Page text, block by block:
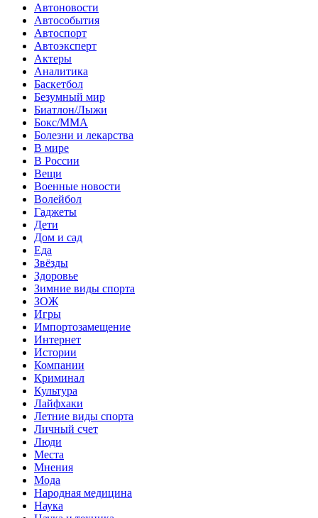
Автоновости
Автособытия
Автоспорт
Автоэксперт
Актеры
Аналитика
Баскетбол
Безумный мир
Биатлон/Лыжи
Бокс/MMA
Болезни и лекарства
В мире
В России
Вещи
Военные новости
Волейбол
Гаджеты
Дети
Дом и сад
Еда
Звёзды
Здоровье
Зимние виды спорта
ЗОЖ
Игры
Импортозамещение
Интернет
Истории
Компании
Криминал
Культура
Лайфхаки
Летние виды спорта
Личный счет
Люди
Места
Мнения
Мода
Народная медицина
Наука